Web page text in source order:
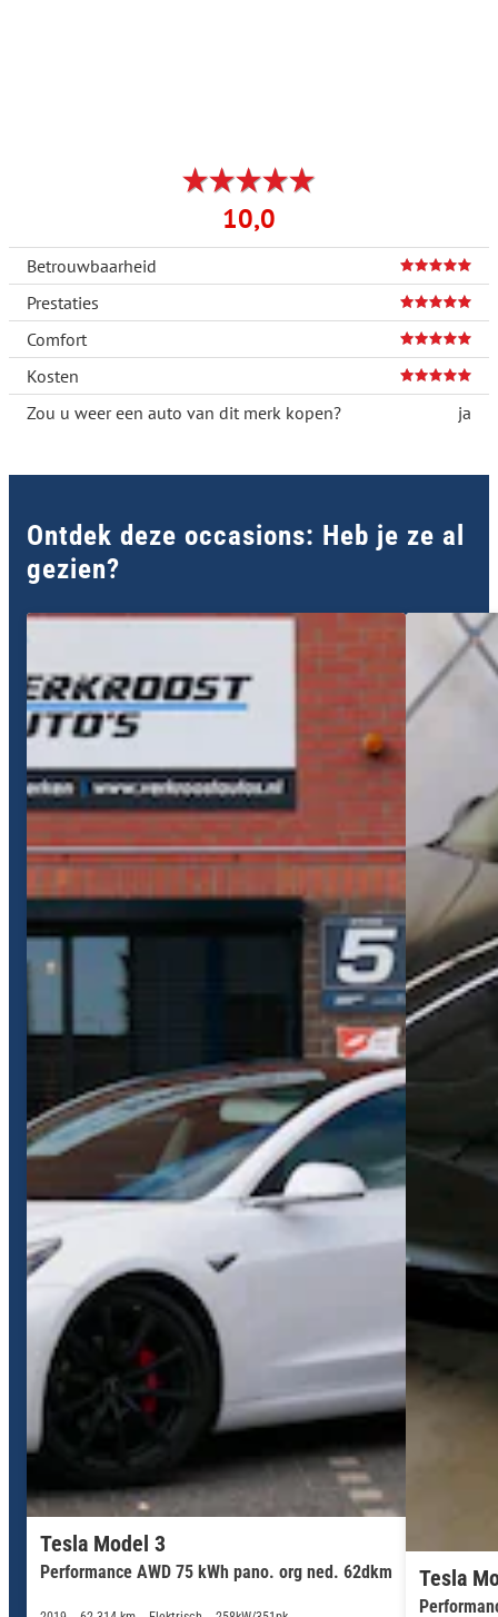
10,0
Betrouwbaarheid
Prestaties
Comfort
Kosten
Zou u weer een auto van dit merk kopen?
ja
Ontdek deze occasions: Heb je ze al
gezien?
Tesla Model 3
Performance AWD 75 kWh pano. org ned. 62dkm Tesla